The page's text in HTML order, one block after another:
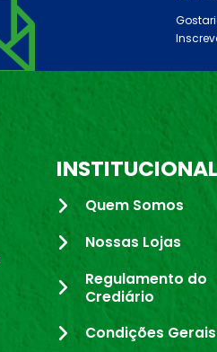
INSTITUCIONAL
Quem Somos
Nossas Lojas
Regulamento do
Crediário
Condições Gerais